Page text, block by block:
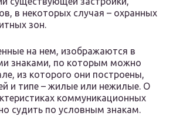
в некоторых случая – охранных
зон.
на нем, изображаются в
знаками, по которым можно
из которого они построены,
и типе – жилые или нежилые. О
коммуникационных
судить по условным знакам.